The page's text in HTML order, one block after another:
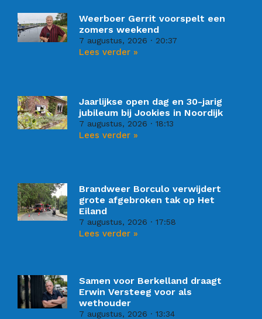
Weerboer Gerrit voorspelt een
zomers weekend
7 augustus, 2026 20:37
Lees verder »
Jaarlijkse open dag en 30-jarig
jubileum bij Jookies in Noordijk
7 augustus, 2026 18:13
Lees verder »
Brandweer Borculo verwijdert
grote afgebroken tak op Het
Eiland
7 augustus, 2026 17:58
Lees verder »
Samen voor Berkelland draagt
Erwin Versteeg voor als
wethouder
7 augustus, 2026 13:34